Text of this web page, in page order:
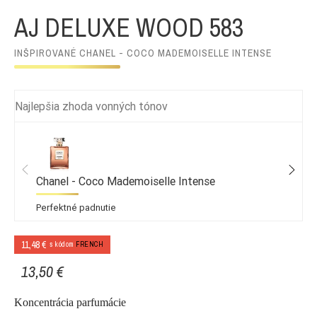
AJ DELUXE WOOD 583
INŠPIROVANÉ CHANEL - COCO MADEMOISELLE INTENSE
Najlepšia zhoda vonných tónov
Chanel - Coco Mademoiselle Intense
Perfektné padnutie
11,48 € s kódom FRENCH
13,50 €
Koncentrácia parfumácie